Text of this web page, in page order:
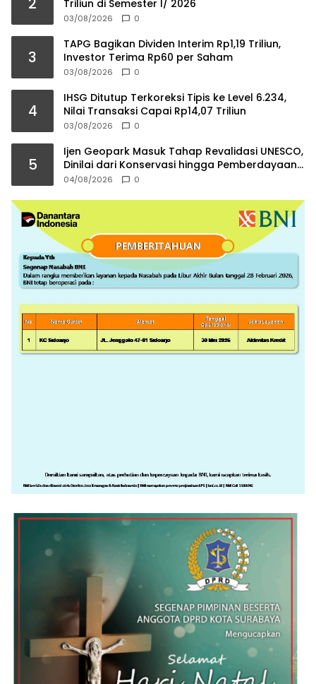
Triliun di Semester I/ 2026
03/08/2026 0
3
TAPG Bagikan Dividen Interim Rp1,19 Triliun,
Investor Terima Rp60 per Saham
03/08/2026 0
4
IHSG Ditutup Terkoreksi Tipis ke Level 6.234,
Nilai Transaksi Capai Rp14,07 Triliun
03/08/2026 0
5
Ijen Geopark Masuk Tahap Revalidasi UNESCO,
Dinilai dari Konservasi hingga Pemberdayaan
Masyarakat
04/08/2026 0